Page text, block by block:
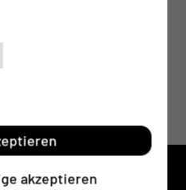
akzeptieren